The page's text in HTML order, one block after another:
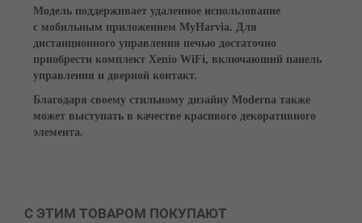
Модель поддерживает удаленное использование
с мобильным приложением MyHarvia. Для
дистанционного управления печью достаточно
приобрести комплект Xenio WiFi, включаюший панель
управления и дверной контакт.
Благодаря своему стильному дизайну Moderna также
может выступать в качестве красивого декоративного
элемента.
С ЭТИМ ТОВАРОМ ПОКУПАЮТ